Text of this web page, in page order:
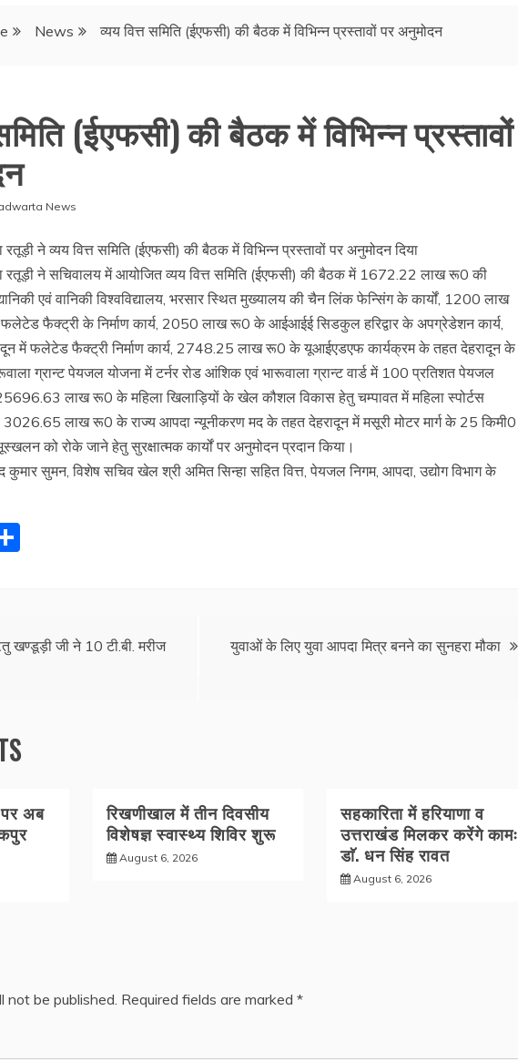
News व्यय वित्त समिति (ईएफसी) की बैठक में विभिन्न प्रस्तावों पर अनुमोदन
(ईएफसी) की बैठक में विभिन्न प्रस्तावों
News
रतूड़ी ने व्यय वित्त समिति (ईएफसी) की बैठक में विभिन्न प्रस्तावों पर अनुमोदन दिया
रतूड़ी ने सचिवालय में आयोजित व्यय वित्त समिति (ईएफसी) की बैठक में 1672.22 लाख रू0 की
एवं वानिकी विश्वविद्यालय, भरसार स्थित मुख्यालय की चैन लिंक फेन्सिंग के कार्यों, 1200 लाख
फैक्ट्री के निर्माण कार्य, 2050 लाख रू0 के आईआईई सिडकुल हरिद्वार के अपग्रेडेशन कार्य,
में फलेटेड फैक्ट्री निर्माण कार्य, 2748.25 लाख रू0 के यूआईएडएफ कार्यक्रम के तहत देहरादून के
ग्रान्ट पेयजल योजना में टर्नर रोड आंशिक एवं भारूवाला ग्रान्ट वार्ड में 100 प्रतिशत पेयजल
25696.63 लाख रू0 के महिला खिलाड़ियों के खेल कौशल विकास हेतु चम्पावत में महिला स्पोर्टस
लाख रू0 के राज्य आपदा न्यूनीकरण मद के तहत देहरादून में मसूरी मोटर मार्ग के 25 किमी0
को रोके जाने हेतु सुरक्षात्मक कार्यों पर अनुमोदन प्रदान किया।
कुमार सुमन, विशेष सचिव खेल श्री अमित सिन्हा सहित वित्त, पेयजल निगम, आपदा, उद्योग विभाग के
खण्डूड़ी जी ने 10 टी.बी. मरीज
युवाओं के लिए युवा आपदा मित्र बनने का सुनहरा मौका
अब
रिखणीखाल में तीन दिवसीय
विशेषज्ञ स्वास्थ्य शिविर शुरू
August 6, 2026
सहकारिता में हरियाणा व
उत्तराखंड मिलकर करेंगे कामः
डाॅ. धन सिंह रावत
August 6, 2026
not be published. Required fields are marked *